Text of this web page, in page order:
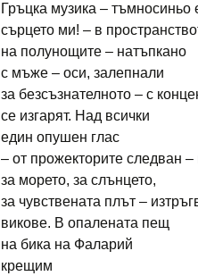
Гръцка музика – тъмносиньо
сърцето ми! – в
на полунощите – натъпкано
с мъже – оси, залепнали
за безсъзнателното – с
се изгарят. Над всички
един опушен глас
– от прожекторите следван –
за морето, за слънцето,
за чувствената плът –
викове. В опалената пещ
на бика на Фаларий
крещим